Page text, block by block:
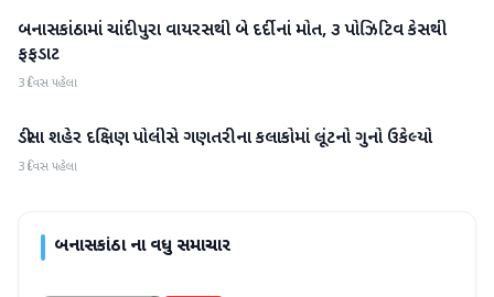
બનાસકાંઠા
બનાસકાંઠામાં ચાંદીપુરા વાયરસથી બે દર્દીનાં મોત, ૩ પોઝિટિવ કેસથી
ફફડાટ
3 દિવસ પહેલા
બનાસકાંઠા
ડીસા શહેર દક્ષિણ પોલીસે ગણતરીના કલાકોમાં લૂંટનો ગુનો ઉકેલ્યો
3 દિવસ પહેલા
બનાસકાંઠાના વધુ સમાચાર